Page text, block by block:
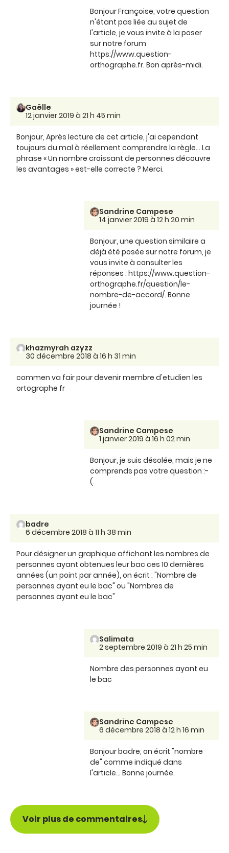
Bonjour Françoise, votre question
n'étant pas liée au sujet de
l'article, je vous invite à la poser
sur notre forum
https://www.question-
orthographe.fr. Bon après-midi.
Gaëlle
12 janvier 2019 à 21 h 45 min
Bonjour, Après lecture de cet article, j'ai cependant
toujours du mal à réellement comprendre la règle... La
phrase « Un nombre croissant de personnes découvre
les avantages » est-elle correcte ? Merci.
Sandrine Campese
14 janvier 2019 à 12 h 20 min
Bonjour, une question similaire a
déjà été posée sur notre forum, je
vous invite à consulter les
réponses : https://www.question-
orthographe.fr/question/le-
nombre-de-accord/. Bonne
journée !
khazmyrah azyzz
30 décembre 2018 à 16 h 31 min
commen va fair pour devenir membre d'etudien les
ortographe fr
Sandrine Campese
1 janvier 2019 à 16 h 02 min
Bonjour, je suis désolée, mais je ne
comprends pas votre question :-
(.
badre
6 décembre 2018 à 11 h 38 min
Pour désigner un graphique affichant les nombres de
personnes ayant obtenues leur bac ces 10 dernières
années (un point par année), on écrit : "Nombre de
personnes ayant eu le bac" ou "Nombres de
personnes ayant eu le bac"
Salimata
2 septembre 2019 à 21 h 25 min
Nombre des personnes ayant eu
le bac
Sandrine Campese
6 décembre 2018 à 12 h 16 min
Bonjour badre, on écrit "nombre
de" comme indiqué dans
l'article... Bonne journée.
Voir plus de commentaires